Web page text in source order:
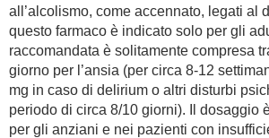
all’alcolismo, come accennato, legati al
questo farmaco è indicato solo per gli
raccomandata è solitamente compresa
giorno per l’ansia (per circa 8-12
mg in caso di delirium o altri disturbi
periodo di circa 8/10 giorni). Il dosaggio
per gli anziani e nei pazienti con